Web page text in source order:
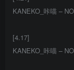
KANEKO_咔喵 –
[4.17]
KANEKO_咔喵 –